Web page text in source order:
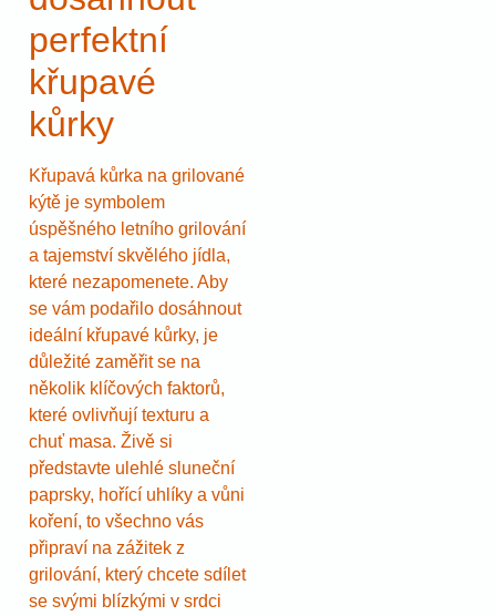
perfektní
křupavé
kůrky
Křupavá kůrka na grilované
kýtě je symbolem
úspěšného letního grilování
a tajemství skvělého jídla,
které nezapomenete. Aby
se vám podařilo dosáhnout
ideální křupavé kůrky, je
důležité zaměřit se na
několik klíčových faktorů,
které ovlivňují texturu a
chuť masa. Živě si
představte ulehlé sluneční
paprsky, hořící uhlíky a vůni
koření, to všechno vás
připraví na zážitek z
grilování, který chcete sdílet
se svými blízkými v srdci